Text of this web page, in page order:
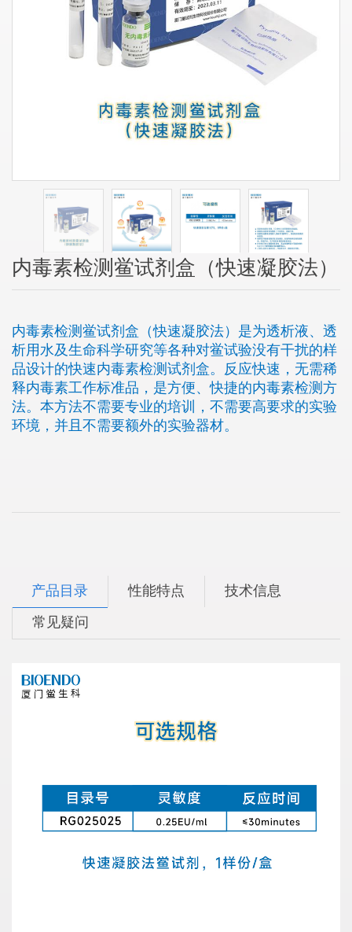
内毒素检测鲎试剂盒（快速凝胶法）
内毒素检测鲎试剂盒（快速凝胶法）是为透析液、透
析用水及生命科学研究等各种对鲎试验没有干扰的样
品设计的快速内毒素检测试剂盒。反应快速，无需稀
释内毒素工作标准品，是方便、快捷的内毒素检测方
法。本方法不需要专业的培训，不需要高要求的实验
环境，并且不需要额外的实验器材。
产品目录 性能特点 技术信息
常见疑问